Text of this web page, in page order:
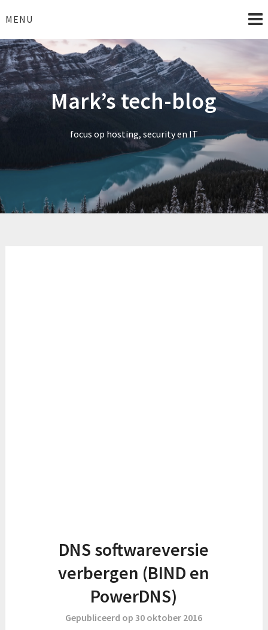
toMENU
Mark’s tech-blog
focus op hosting, security en IT
DNS softwareversie
verbergen (BIND en
PowerDNS)
Gepubliceerd op 30 oktober 2016